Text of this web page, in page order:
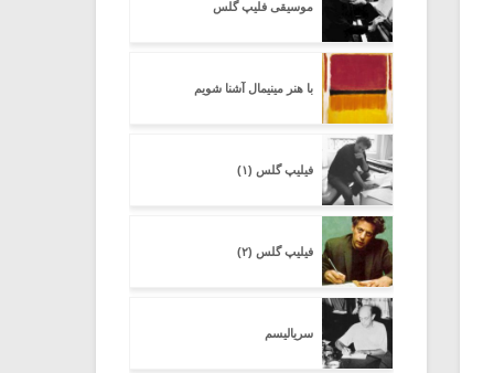
موسیقی فلیپ گلس
با هنر مینیمال آشنا شویم
فیلیپ گلس (۱)
فیلیپ گلس (۲)
سریالیسم